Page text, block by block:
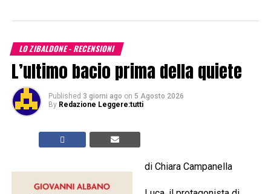
LO ZIBALDONE - RECENSIONI
L’ultimo bacio prima della quiete
Published 3 giorni ago on 5 Agosto 2026
By Redazione Leggere:tutti
di Chiara Campanella